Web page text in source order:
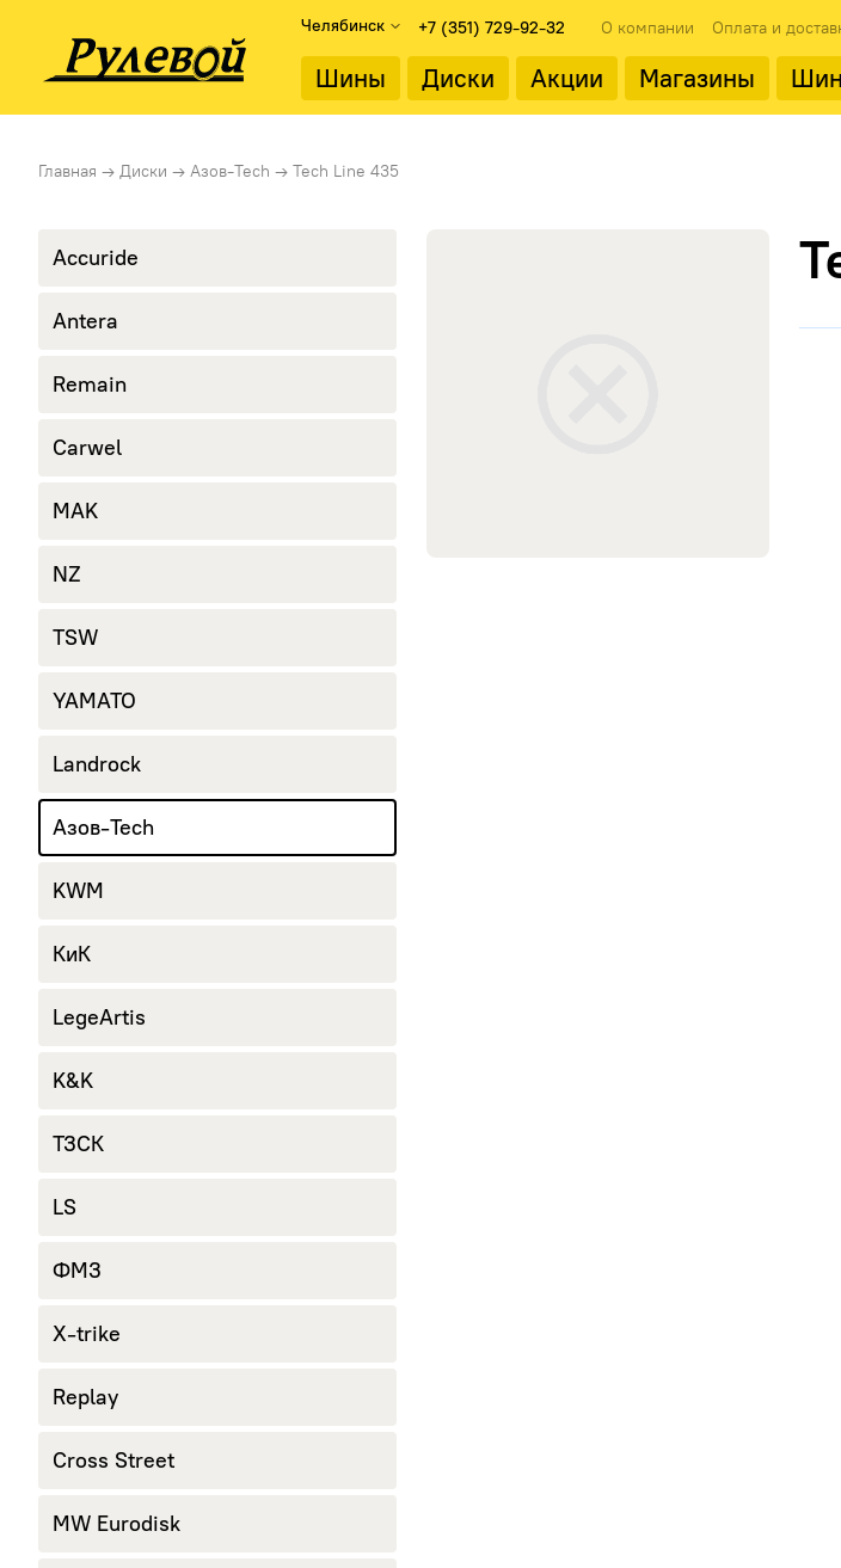
Челябинск +7 (351) 729-92-32 О компании Оплата и
Шины Диски
Каталог дисков
Тип диска
Стальные диски
Акции Магазины
Найти
Главная → Диски → Азов-Tech → Tech Line 435
Accuride
Antera
Remain
Carwel
MAK
NZ
TSW
YAMATO
Landrock
Азов-Tech
KWM
КиК
LegeArtis
K&K
ТЗСК
LS
ФМЗ
X-trike
Replay
Cross Street
MW Eurodisk